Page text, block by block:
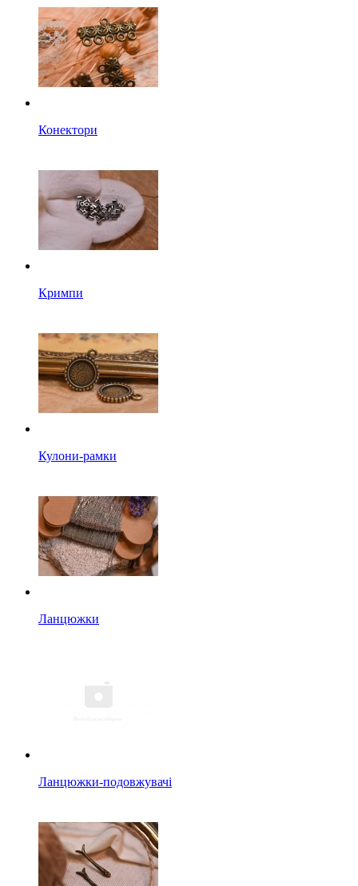
Конектори
Кримпи
Кулони-рамки
Ланцюжки
Ланцюжки-подовжувачі